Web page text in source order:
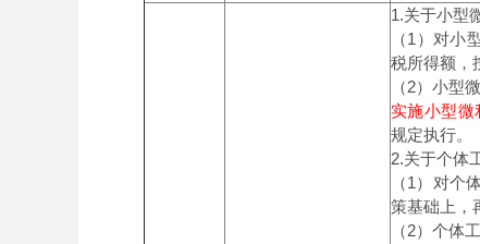
1.关于小型
（1）对小
税所得额，
（2）小型
实施小型微
规定执行。
2.关于个体
（1）对个
策基础上，
（2）个体